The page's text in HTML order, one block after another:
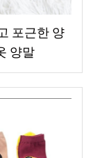
포근한 양
양말